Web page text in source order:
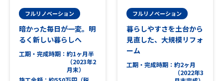
フルリノベーション
暗かった毎日が一変。明
るく新しい暮らしへ
工期・完成時期
約1ヶ月半
（2023年2
月末）
フルリノベーション
暮らしやすさを土台から
見直した、大規模リフォ
ーム
工期・完成時期
約2ヶ月
（2022年3